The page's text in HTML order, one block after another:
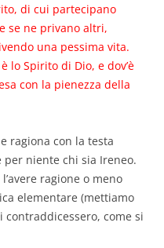
di cui partecipano
se ne privano altri,
una pessima vita.
lo Spirito di Dio, e dov’è
con la pienezza della
ragiona con la testa
niente chi sia Ireneo.
ragione o meno
elementare (mettiamo
contraddicessero, come si